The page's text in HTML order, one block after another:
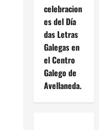
celebracion
es del Día
das Letras
Galegas en
el Centro
Galego de
Avellaneda.